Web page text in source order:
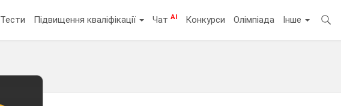
Тести Підвищення кваліфікації ЧатAI Конкурси Олімпіада Інше